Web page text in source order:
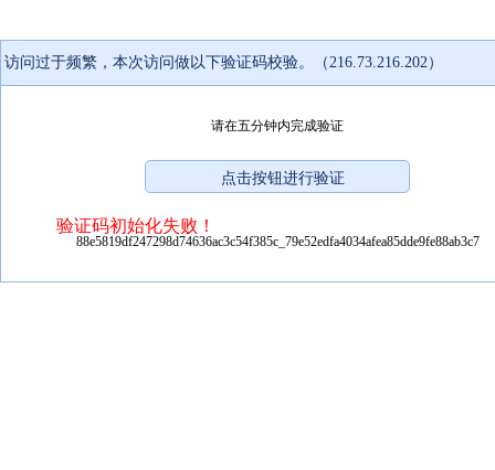
访问过于频繁，本次访问做以下验证码校验。（216.73.216.202）
请在五分钟内完成验证
验证码初始化失败！
88e5819df247298d74636ac3c54f385c_79e52edfa4034afea85dde9fe88ab3c7